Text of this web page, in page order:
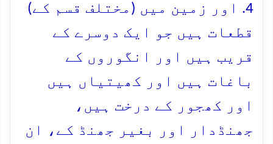
4. اور زمین میں (مختلف قسم کے)
قطعات ہیں جو ایک دوسرے کے
قریب ہیں اور انگوروں کے
باغات ہیں اور کھیتیاں ہیں
اور کھجور کے درخت ہیں،
جھنڈدار اور بغیر جھنڈ کے، ان